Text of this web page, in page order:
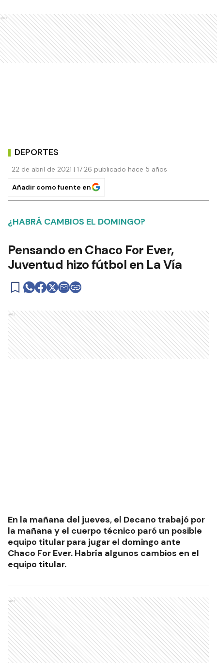
Ads
DEPORTES
22 de abril de 2021 | 17:26 publicado hace 5 años
Añadir como fuente en
¿HABRÁ CAMBIOS EL DOMINGO?
Pensando en Chaco For Ever,
Juventud hizo fútbol en La Vía
Ads
En la mañana del jueves, el Decano trabajó por
la mañana y el cuerpo técnico paró un posible
equipo titular para jugar el domingo ante
Chaco For Ever. Habría algunos cambios en el
equipo titular.
Ads